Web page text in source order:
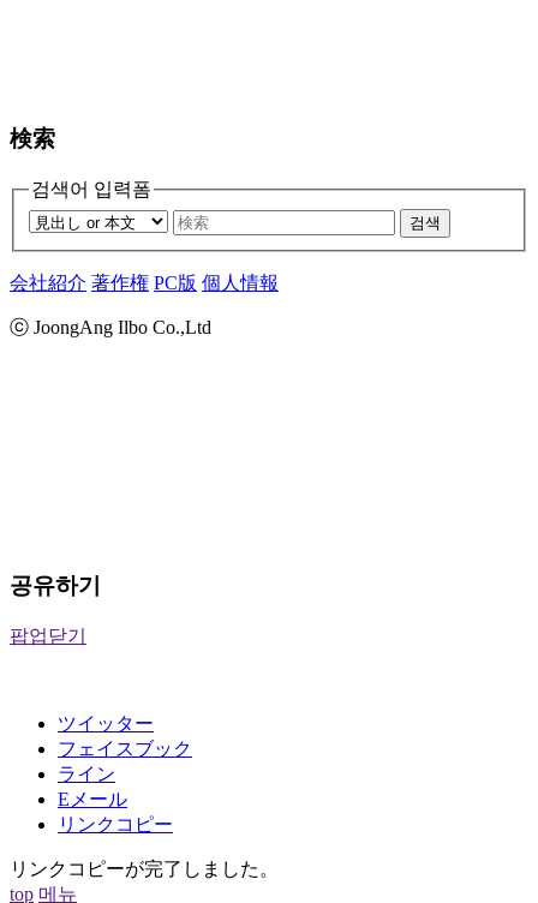
検索
검색어 입력폼
검색
会社紹介 著作権 PC版 個人情報
ⓒ JoongAng Ilbo Co.,Ltd
공유하기
팝업닫기
ツイッター
フェイスブック
ライン
Eメール
リンクコピー
リンクコピーが完了しました。
top 메뉴